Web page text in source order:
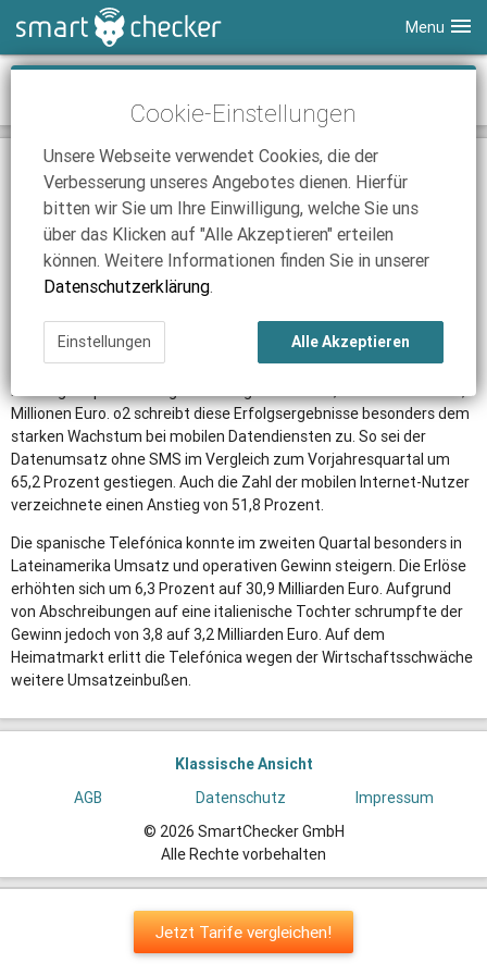
Menu
Smartphone Vergleich
Anbieter
iPhone Tarifvergleich
News
Ratgeber
Tarifvergleich
Tablet Vergleich
Surfsticks
iPad Tarifvergleich
News
Tarifvergleich
Internetanbieter
DSL Tarife
News
SmartChecker TV
02.08.2011 | 09:34|Nick Linger
Düsseldorf (SCM).Aufgrund der stetig wachsenden Nachfrage
nach Smartphones, kann der Netzbetreibero2auch im zweiten
Quartal einen deutlichen Kundenzuwachs verzeichnen.
Wie die Telefónica Germany am Donnerstag mitteilte, konnte das
Unternehmen seine Kundenzahl im Bereich Mobilfunk und
Breitband-Internet um 9 Prozent auf 20,4 Millionen anheben. Der
Umsatz des Netzbetreibers wuchs im zweiten Quartal im Vergleich
mit dem zum Vorjahr um 1,3 Prozent auf 1,2 Milliarden Euro. Das
bereinigte operative Ergebnis stieg somit um 2,1 Prozent auf 297,4
Millionen Euro. o2 schreibt diese Erfolgsergebnisse besonders dem
starken Wachstum bei mobilen Datendiensten zu. So sei der
Datenumsatz ohne SMS im Vergleich zum Vorjahresquartal um
65,2 Prozent gestiegen. Auch die Zahl der mobilen Internet-Nutzer
verzeichnete einen Anstieg von 51,8 Prozent.
Die spanische Telefónica konnte im zweiten Quartal besonders in
Lateinamerika Umsatz und operativen Gewinn steigern. Die Erlöse
erhöhten sich um 6,3 Prozent auf 30,9 Milliarden Euro. Aufgrund
von Abschreibungen auf eine italienische Tochter schrumpfte der
Gewinn jedoch von 3,8 auf 3,2 Milliarden Euro. Auf dem
Heimatmarkt erlitt die Telefónica wegen der Wirtschaftsschwäche
weitere Umsatzeinbußen.
Jetzt Tarife vergleichen!
Klassische Ansicht
AGB
Datenschutz
Impressum
© 2026 SmartChecker GmbH
Alle Rechte vorbehalten
Cookie-Einstellungen
Unsere Webseite verwendet Cookies, die der
Verbesserung unseres Angebotes dienen. Hierfür
bitten wir Sie um Ihre Einwilligung, welche Sie uns
über das Klicken auf "Alle Akzeptieren" erteilen
können. Weitere Informationen finden Sie in unserer
Datenschutzerklärung.
Einstellungen Alle Akzeptieren